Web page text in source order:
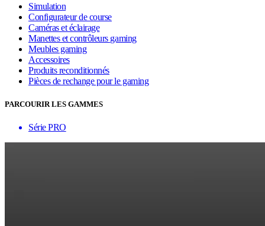
Simulation
Configurateur de course
Caméras et éclairage
Manettes et contrôleurs gaming
Meubles gaming
Accessoires
Produits reconditionnés
Pièces de rechange pour le gaming
PARCOURIR LES GAMMES
Série PRO